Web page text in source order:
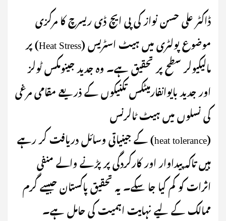
ڈاکٹر علی حسن نواز کی پی ایچ ڈی ریسرچ کا مرکزی
موضوع پولٹری میں ہیٹ اسٹریس (Heat Stress) پر
مالیکیولر سطح پر تحقیق ہے۔ وہ جدید جینومکس ٹولز
اور جدید بایوانفارمیٹکس تکنیکوں کے ذریعے مقامی مرغی
کی نسلوں میں ہیٹ ٹالرنس
(heat tolerance) کے جینیاتی وسائل دریافت کر رہے
ہیں تاکہ پیداوار اور کارکردگی پر پڑنے والے منفی
اثرات کو کم کیا جا سکے۔ یہ تحقیق پاکستان جیسے گرم
ممالک کے لیے نہایت اہمیت کی حامل ہے۔